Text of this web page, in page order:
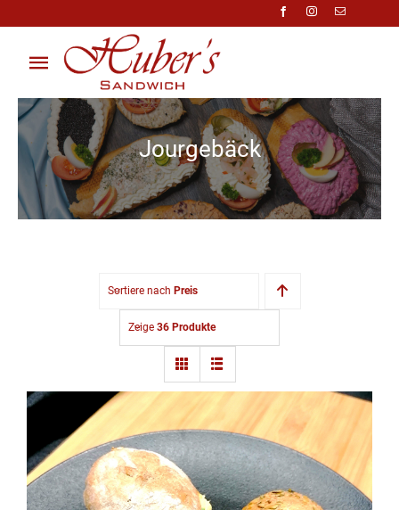
springen
Toggle
Navigation
Über Uns
Anfragen
Preisliste
Jourgebäck
Sortiere nach Preis
Zeige 36 Produkte